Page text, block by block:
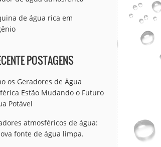
de água rica em
POSTAGENS
os Geradores de Água
Estão Mudando o Futuro
Potável
atmosféricos de água:
fonte de água limpa.